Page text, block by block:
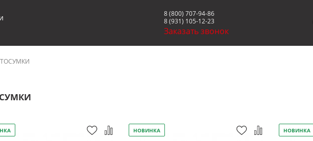
8 (800) 707-94-86
8 (931) 105-12-23
Заказать звонок
НОВИНКА НОВИНКА